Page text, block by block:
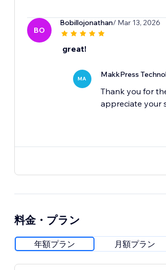
BO
Bobillojonathan/ Mar 13, 2026
great!
MA MakkPress
Thank you for
appreciate your
料金・プラン
年額プラン 月額プラン